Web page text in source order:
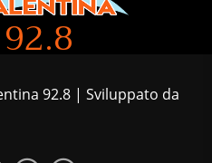
92.8
92.8 | Sviluppato da